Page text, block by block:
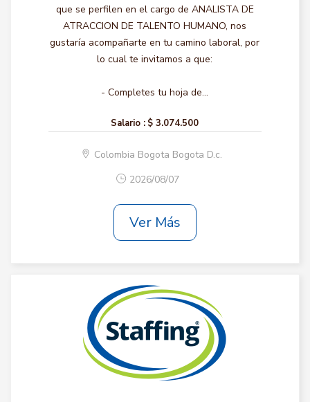
que se perfilen en el cargo de ANALISTA DE
ATRACCION DE TALENTO HUMANO, nos
gustaría acompañarte en tu camino laboral, por
lo cual te invitamos a que:
- Completes tu hoja de...
Salario : $ 3.074.500
Colombia Bogota Bogota D.c.
2026/08/07
Ver Más